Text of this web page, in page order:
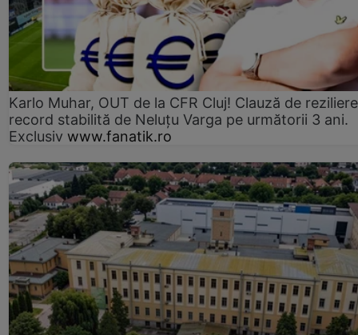
Karlo Muhar, OUT de la CFR Cluj! Clauză de reziliere
record stabilită de Neluțu Varga pe următorii 3 ani.
Exclusiv www.fanatik.ro